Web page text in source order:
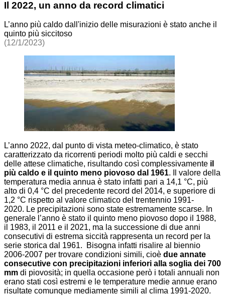
Il 2022, un anno da record climatici
L’anno più caldo dall'inizio delle misurazioni è stato anche il
quinto più siccitoso
(12/1/2023)
L’anno 2022, dal punto di vista meteo-climatico, è stato
caratterizzato da ricorrenti periodi molto più caldi e secchi
delle attese climatiche, risultando così complessivamente il
più caldo e il quinto meno piovoso dal 1961.
Il valore della
temperatura media annua è stato infatti pari a 14,1 °C, più
alto di 0,4 °C del precedente record del 2014, e superiore di
1,2 °C rispetto al valore climatico del trentennio 1991-
2020. Le precipitazioni sono state estremamente scarse. In
generale l’anno è stato il quinto meno piovoso dopo il 1988,
il 1983, il 2011 e il 2021, ma la successione di due anni
consecutivi di estrema siccità rappresenta un record per la
serie storica dal 1961. Bisogna infatti risalire al biennio
2006-2007 per trovare condizioni simili, cioè due annate
consecutive con precipitazioni inferiori alla soglia dei 700
mm di piovosità; in quella occasione però i totali annuali non
erano stati così estremi e le temperature medie annue erano
risultate comunque mediamente simili al clima 1991-2020.